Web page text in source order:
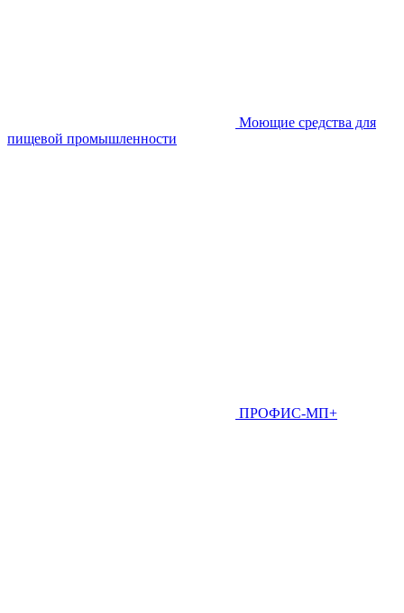
Моющие средства для
пищевой промышленности
ПРОФИС-МП+